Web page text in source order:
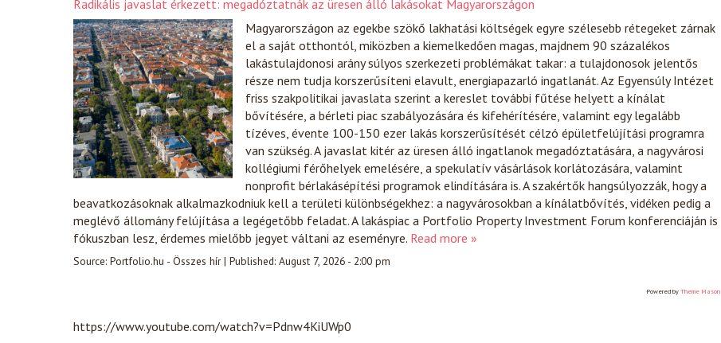
Radikális javaslat érkezett: megadóztatnák az üresen álló lakásokat Magyarországon
Magyarországon az egekbe szökő lakhatási költségek egyre szélesebb rétegeket zárnak
el a saját otthontól, miközben a kiemelkedően magas, majdnem 90 százalékos
lakástulajdonosi arány súlyos szerkezeti problémákat takar: a tulajdonosok jelentős
része nem tudja korszerűsíteni elavult, energiapazarló ingatlanát. Az Egyensúly Intézet
friss szakpolitikai javaslata szerint a kereslet további fűtése helyett a kínálat
bővítésére, a bérleti piac szabályozására és kifehérítésére, valamint egy legalább
tízéves, évente 100-150 ezer lakás korszerűsítését célzó épületfelújítási programra
van szükség. A javaslat kitér az üresen álló ingatlanok megadóztatására, a nagyvárosi
kollégiumi férőhelyek emelésére, a spekulatív vásárlások korlátozására, valamint
nonprofit bérlakásépítési programok elindítására is. A szakértők hangsúlyozzák, hogy a
beavatkozásoknak alkalmazkodniuk kell a területi különbségekhez: a nagyvárosokban a kínálatbővítés, vidéken pedig a
meglévő állomány felújítása a legégetőbb feladat. A lakáspiac a Portfolio Property Investment Forum konferenciáján is
fókuszban lesz, érdemes mielőbb jegyet váltani az eseményre. Read more »
Source: Portfolio.hu - Összes hír| Published: August 7, 2026 - 2:00 pm
Powered by Theme Mason
https://www.youtube.com/watch?v=Pdnw4KiUWp0